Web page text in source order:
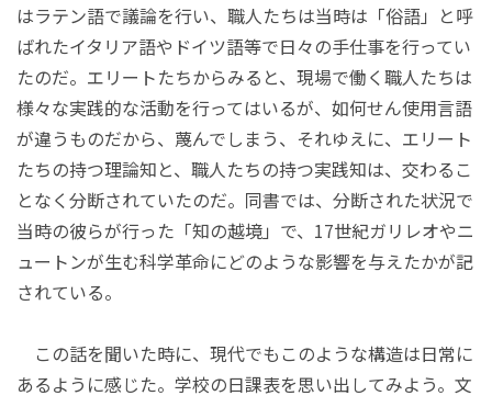
はラテン語で議論を行い、職人たちは当時は「俗語」と呼
ばれたイタリア語やドイツ語等で日々の手仕事を行ってい
たのだ。エリートたちからみると、現場で働く職人たちは
様々な実践的な活動を行ってはいるが、如何せん使用言語
が違うものだから、蔑んでしまう、それゆえに、エリート
たちの持つ理論知と、職人たちの持つ実践知は、交わるこ
となく分断されていたのだ。同書では、分断された状況で
当時の彼らが行った「知の越境」で、 17世紀ガリレオやニ
ュートンが生む科学革命にどのような影響を与えたかが記
されている。
この話を聞いた時に、現代でもこのような構造は日常に
あるように感じた。学校の日課表を思い出してみよう。文